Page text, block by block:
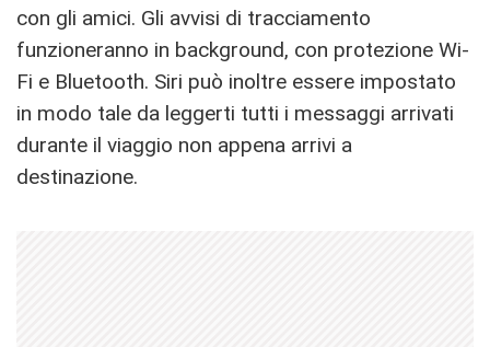
con gli amici. Gli avvisi di tracciamento
funzioneranno in background, con protezione Wi-
Fi e Bluetooth. Siri può inoltre essere impostato
in modo tale da leggerti tutti i messaggi arrivati
durante il viaggio non appena arrivi a
destinazione.